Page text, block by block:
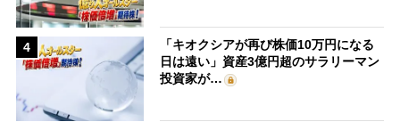
4
「キオクシアが再び株価10万円になる
日は遠い」資産3億円超のサラリーマン
投資家が…